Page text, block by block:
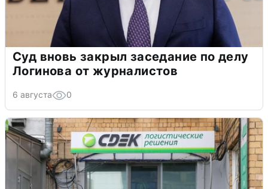
Суд вновь закрыл заседание по делу
Логинова от журналистов
6 августа 0